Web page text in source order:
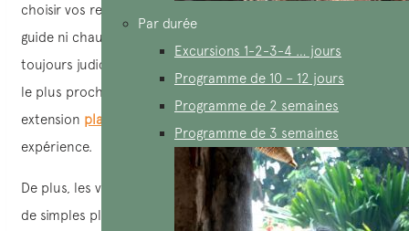
Par durée
Excursions 1-2-3-4 … jours
Programme de 10 – 12 jours
Programme de 2 semaines
Programme de 3 semaines
choisir vos repas et de vous déplacer à votre guise sans
guide ni chauffeur accompagnateur. Cependant, il est
toujours judicieux de demander des conseils au guide local
le plus proche avant de vous aventurer dans votre
extension plage au Vietnam
expérience.
De plus, les villes côtières du Vietnam offrent bien plus que
de simples plages. Elles regorgent également de sites